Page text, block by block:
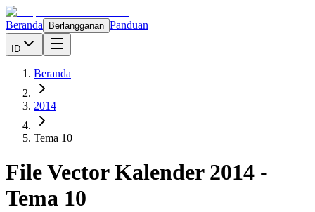
Beranda Berlangganan Panduan
ID
Beranda
2014
Tema 10
File Vector Kalender 2014 -
Tema 10